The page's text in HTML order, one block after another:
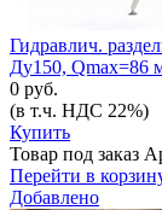
Гидравлич.
Ду150, Qmax=86
0 руб.
(в т.ч. НДС 22%)
Купить
Товар под заказ
Перейти в
Добавлено